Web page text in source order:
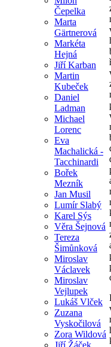
Čepelka
Marta
Gärtnerová
Markéta
Hejná
Jiří Karban
Martin
Kubeček
Daniel
Ladman
Michael
Lorenc
Eva
Machalická -
Tacchinardi
Bořek
Mezník
Jan Musil
Lumír Slabý
Karel Sýs
Věra Šejnová
Tereza
Šimůnková
Miroslav
Václavek
Miroslav
Vejlupek
Lukáš Vlček
Zuzana
Vyskočilová
Zora Wildová
Jiří Žáček